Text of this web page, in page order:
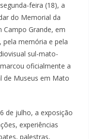
feira (18), a
do Memorial da
Campo Grande, em
memória e pela
sul-mato-
oficialmente a
de Museus em Mato
de julho, a exposição
experiências
palestras,